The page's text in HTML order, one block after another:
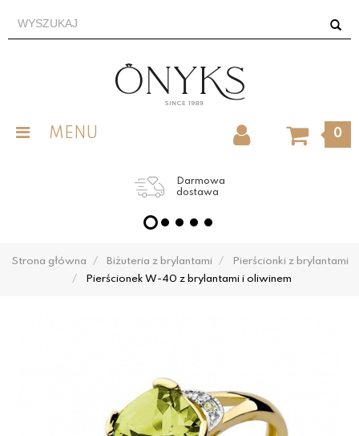
MENU 0
Darmowa
dostawa
Strona główna Biżuteria z brylantami
Pierścionki z brylantami
Pierścionek W-40 z brylantami i oliwinem